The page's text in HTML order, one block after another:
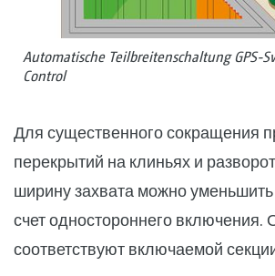
Automatische Teilbreitenschaltung GPS-
Control
Для существенного сокращения
перекрытий на клиньях и
ширину захвата можно
счет одностороннего включения.
соответствуют включаемой